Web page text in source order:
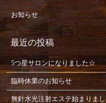
お知らせ
5つ星サロンになりました☆
臨時休業のお知らせ
無針水光注射エステ始まりまし